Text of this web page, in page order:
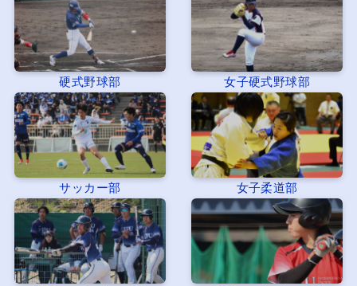
硬式野球部 女子硬式野球部
サッカー部 女子柔道部